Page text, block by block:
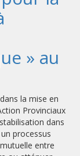
» au
la mise en
Provinciaux
dans
processus
entre